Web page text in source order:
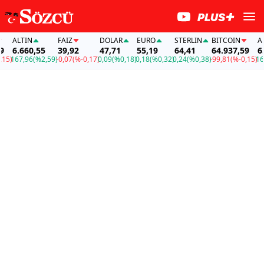
ALTIN
6.660,55
(%2,59)
FAİZ
39,92
-0,07(%-0,17)
DOLAR
47,71
0,09(%0,18)
EURO
55,19
0,18(%0,32)
STERLIN
64,41
0,24(%0,38)
BITCOIN
64.937,59
-99,81(%-0,15)